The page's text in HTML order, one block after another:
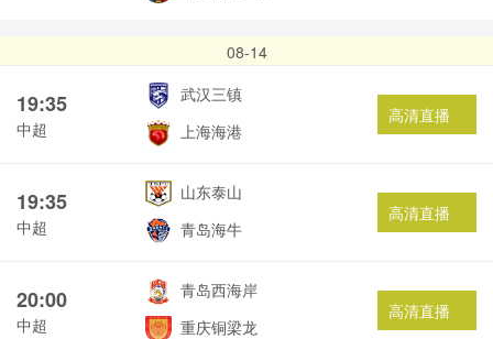
08-14
19:35
中超
武汉三镇
上海海港
高清直播
19:35
中超
山东泰山
青岛海牛
高清直播
20:00
中超
青岛西海岸
重庆铜梁龙
高清直播